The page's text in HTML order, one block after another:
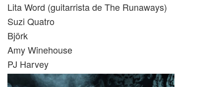
Lita Word (guitarrista de The Runaways)
Suzi Quatro
Björk
Amy Winehouse
PJ Harvey